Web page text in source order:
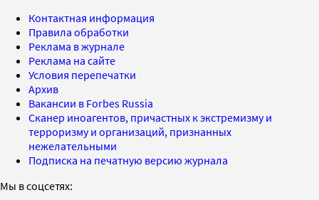
Контактная информация
Правила обработки
Реклама в журнале
Реклама на сайте
Условия перепечатки
Архив
Вакансии в Forbes Russia
Сканер иноагентов, причастных к экстремизму и
терроризму и организаций, признанных
нежелательными
Подписка на печатную версию журнала
Мы в соцсетях: